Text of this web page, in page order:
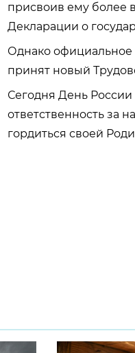
присвоив ему более
Декларации о
Однако официальное
принят новый
Сегодня День
ответственность за
гордиться своей